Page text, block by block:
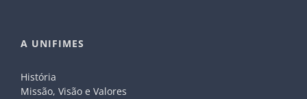
A UNIFIMES
História
Missão, Visão e Valores